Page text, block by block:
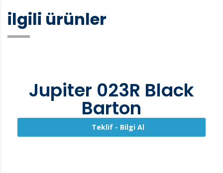
ilgili ürünler
Jupiter 023R Black
Barton
Teklif - Bilgi Al